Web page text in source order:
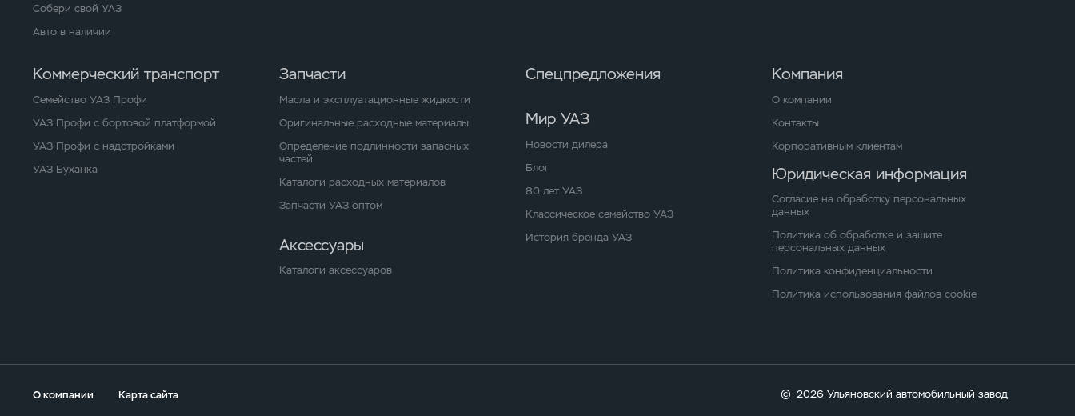
Собери свой УАЗ
Авто в наличии
Коммерческий транспорт
Семейство УАЗ Профи
УАЗ Профи с бортовой платформой
УАЗ Профи с надстройками
УАЗ Буханка
Запчасти
Масла и эксплуатационные жидкости
Оригинальные расходные материалы
Определение подлинности запасных
частей
Каталоги расходных материалов
Запчасти УАЗ оптом
Аксессуары
Каталоги аксессуаров
Спецпредложения
Мир УАЗ
Новости дилера
Блог
80 лет УАЗ
Классическое семейство УАЗ
История бренда УАЗ
Компания
О компании
Контакты
Корпоративным клиентам
Юридическая информация
Согласие на обработку персональных
данных
Политика об обработке и защите
персональных данных
Политика конфиденциальности
Политика использования файлов cookie
О компании Карта сайта © 2026 Ульяновский автомобильный завод